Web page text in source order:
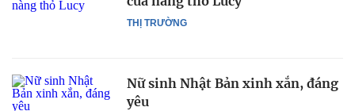
THỊ TRƯỜNG
Nữ sinh Nhật Bản xinh xắn, đáng
yêu